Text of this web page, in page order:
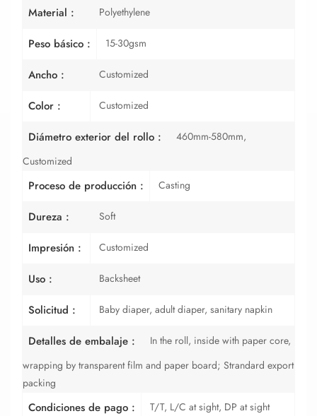
Material : Polyethylene
Peso básico : 15-30gsm
Ancho : Customized
Color : Customized
Diámetro exterior del rollo :
460mm-580mm,
Customized
Proceso de producción : Casting
Dureza : Soft
Impresión : Customized
Uso : Backsheet
Solicitud : Baby diaper, adult diaper, sanitary napkin
Detalles de embalaje :
In the roll, inside with paper core,
wrapping by transparent film and paper board; Strandard export
packing
Condiciones de pago : T/T, L/C at sight, DP at sight